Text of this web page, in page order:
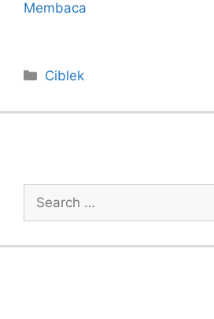
Membaca
Categories
Ciblek
Search
for: